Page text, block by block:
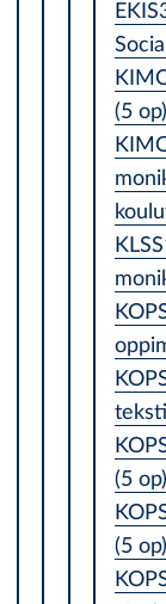
(5 op)
(5 op)
(5 op)